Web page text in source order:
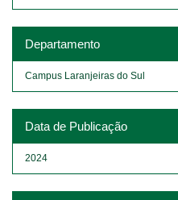
Departamento
Campus Laranjeiras do Sul
Data de Publicação
2024